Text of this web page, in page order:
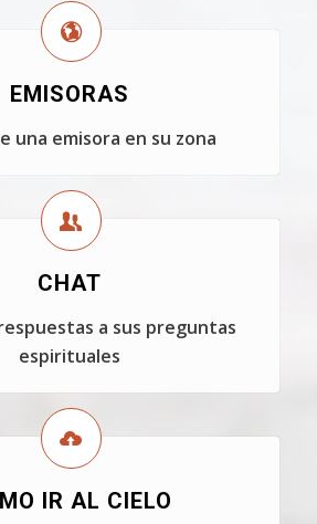
EMISORAS
una emisora en su zona
CHAT
a sus preguntas
espirituales
IR AL CIELO